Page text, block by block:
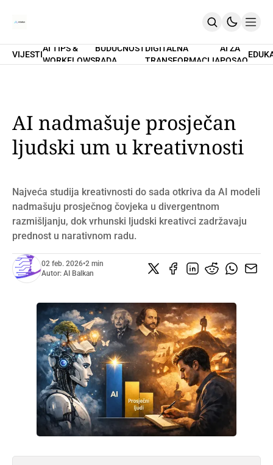
Home
PRETPLATI SE
VIJESTI
AI TIPS &
WORKFLOWS
BUDUĆNOST
RADA
DIGITALNA
TRANSFORMACIJA
AI ZA
POSAO
AI nadmašuje prosječan
ljudski um u kreativnosti
Najveća studija kreativnosti do sada otkriva da AI modeli
nadmašuju prosječnog čovjeka u divergentnom
razmišljanju, dok vrhunski ljudski kreativci zadržavaju
prednost u narativnom radu.
02 feb. 2026•2 min
Autor: AI Balkan